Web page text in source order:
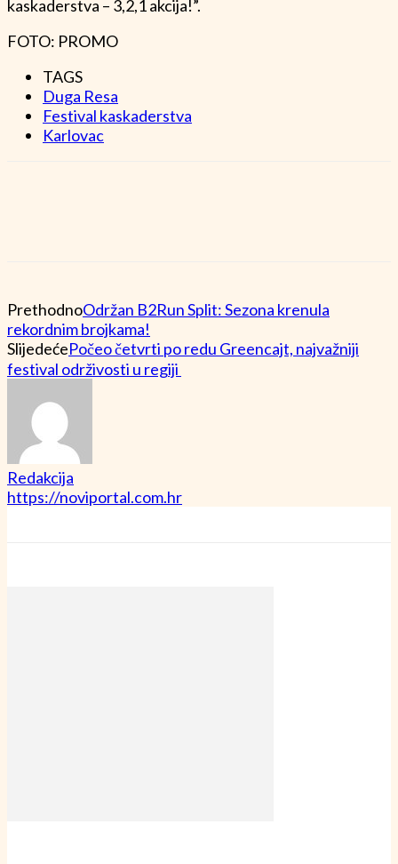
kaskaderstva – 3,2,1 akcija!”.
FOTO: PROMO
TAGS
Duga Resa
Festival kaskaderstva
Karlovac
PrethodnoOdržan B2Run Split: Sezona krenula
rekordnim brojkama!
SlijedećePočeo četvrti po redu Greencajt, najvažniji
festival održivosti u regiji
Redakcija
https://noviportal.com.hr